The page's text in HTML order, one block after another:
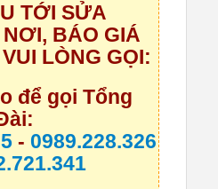
TỚI SỬA
BÁO GIÁ
LÒNG GỌI:
để gọi Tổng
- 0989.228.326